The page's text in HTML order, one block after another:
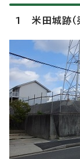
1 米田城跡（